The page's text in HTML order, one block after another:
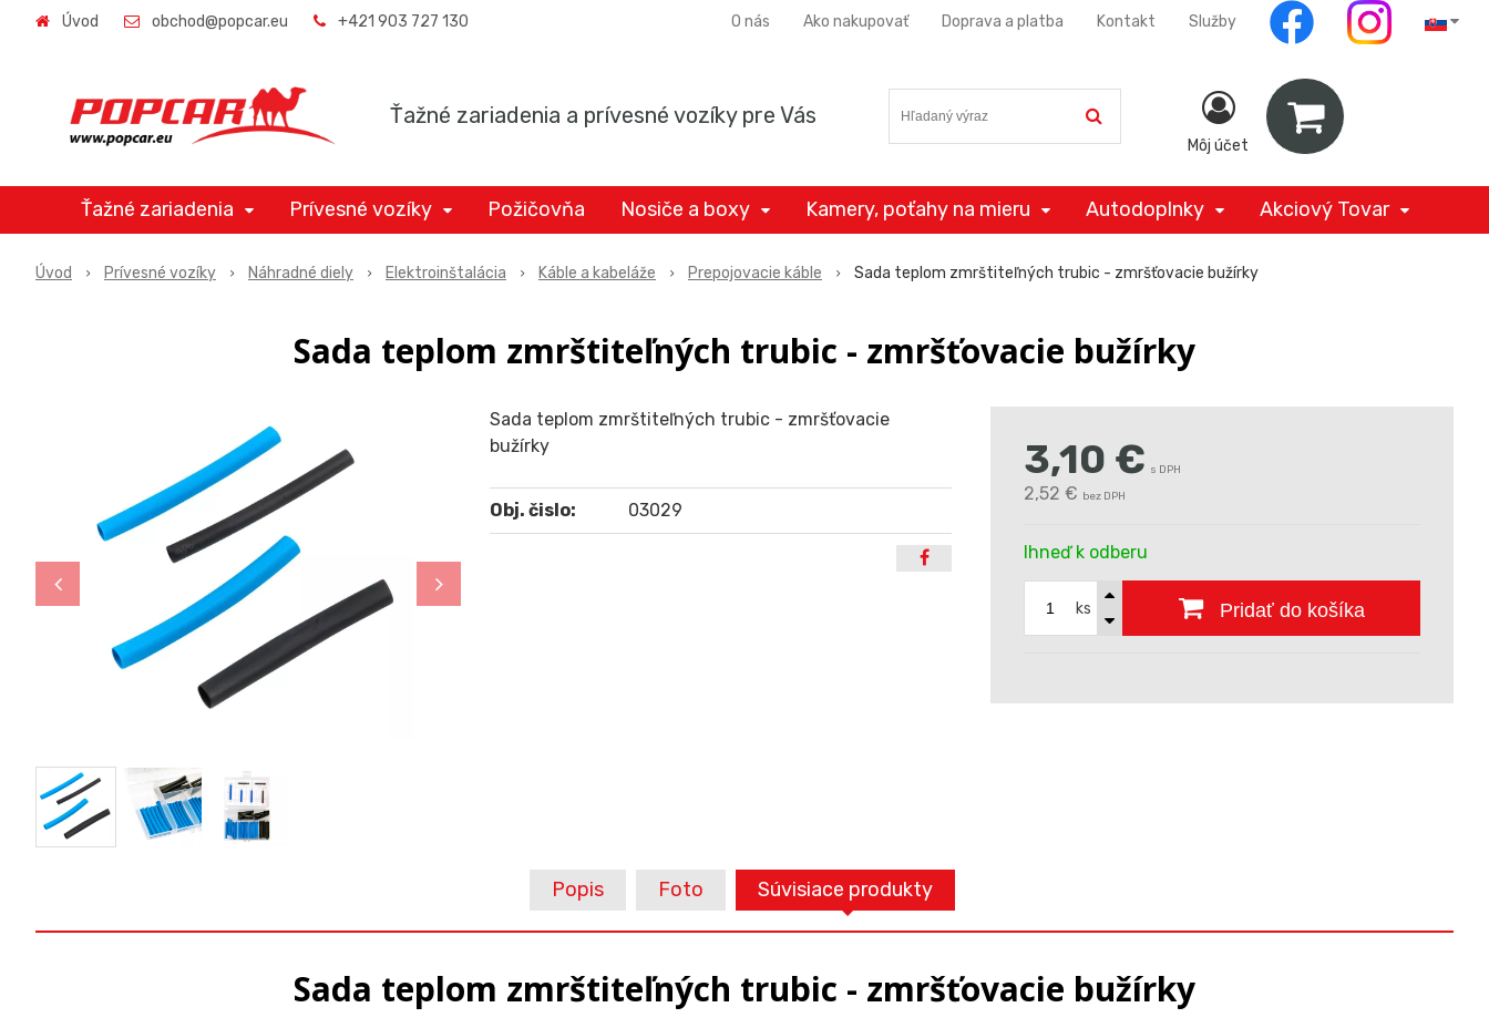
Ťažné zariadenia a prívesné vozíky pre Vás
Úvod obchod@popcar.eu +421 903 727 130 O nás Ako nakupovať Doprava a platba Kontakt Služby
Môj účet
Ťažné zariadenia Prívesné vozíky Požičovňa Nosiče a boxy Kamery, poťahy na mieru Autodoplnky Akciový Tovar
Úvod Prívesné vozíky Náhradné diely Elektroinštalácia Káble a kabeláže Prepojovacie káble Sada teplom zmrštiteľných trubic - zmršťovacie bužírky
Sada teplom zmrštiteľných trubic - zmršťovacie bužírky
3,10 € s DPH
2,52 € bez DPH
Ihneď k odberu
ks Pridať do košíka
Sada teplom zmrštiteľných trubic - zmršťovacie
bužírky
Obj. čislo: 03029
Popis Foto Súvisiace produkty
Sada teplom zmrštiteľných trubic - zmršťovacie bužírky